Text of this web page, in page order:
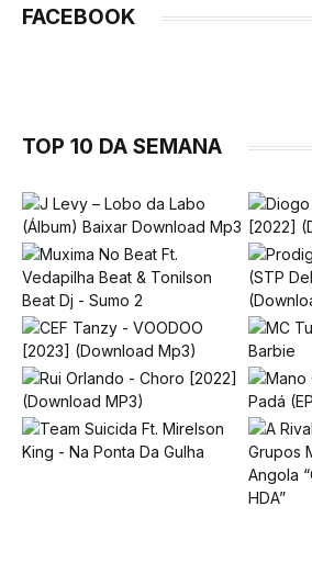
FACEBOOK
TOP 10 DA SEMANA